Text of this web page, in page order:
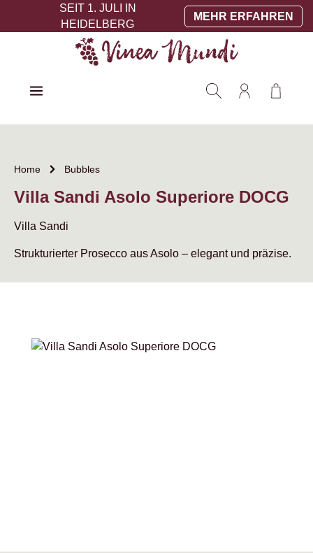
Zum Hauptinhalt springen
SEIT 1. JULI IN
HEIDELBERG
MEHR ERFAHREN
Home Bubbles
Villa Sandi Asolo Superiore DOCG
Villa Sandi
Strukturierter Prosecco aus Asolo – elegant und präzise.
Bildergalerie überspringen